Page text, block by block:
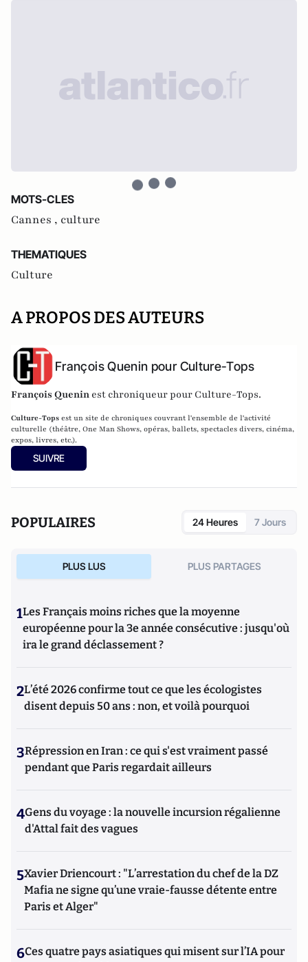
MOTS-CLES
Cannes , culture
THEMATIQUES
Culture
A PROPOS DES AUTEURS
François Quenin pour Culture-Tops
François Quenin est chroniqueur pour Culture-Tops.
Culture-Tops est un site de chroniques couvrant l'ensemble de l'activité
culturelle (théâtre, One Man Shows, opéras, ballets, spectacles divers, cinéma,
expos, livres, etc.).
SUIVRE
POPULAIRES 24 Heures 7 Jours
PLUS LUS PLUS PARTAGES
1Les Français moins riches que la moyenne
européenne pour la 3e année consécutive : jusqu'où
ira le grand déclassement ?
2L’été 2026 confirme tout ce que les écologistes
disent depuis 50 ans : non, et voilà pourquoi
3Répression en Iran : ce qui s'est vraiment passé
pendant que Paris regardait ailleurs
4Gens du voyage : la nouvelle incursion régalienne
d'Attal fait des vagues
5Xavier Driencourt : "L’arrestation du chef de la DZ
Mafia ne signe qu’une vraie-fausse détente entre
Paris et Alger"
6Ces quatre pays asiatiques qui misent sur l’IA pour